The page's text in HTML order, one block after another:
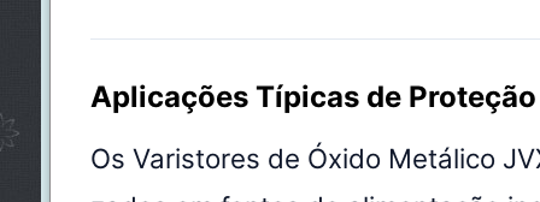
Aplicações Típicas de
Os Varistores de Óxido Metálico